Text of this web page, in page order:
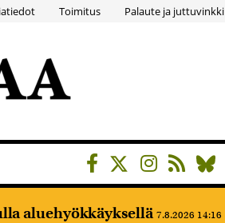
Toimitus Palaute ja juttuvinkki
aluehyökkäyksellä 7.8.2026 14:16